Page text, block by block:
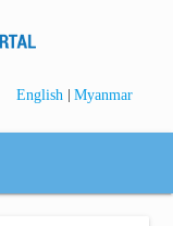
English | Myanmar